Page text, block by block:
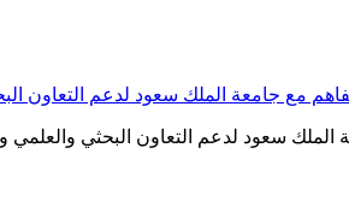
مع جامعة الملك سعود لدعم التعاون
الملك سعود لدعم التعاون البحثي